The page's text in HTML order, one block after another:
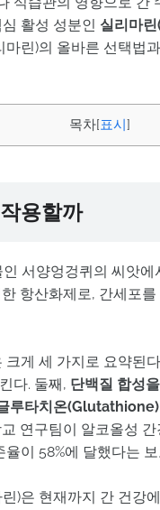
활성 성분인 실리마
린)의 올바른 선택법
목차[표시]
용할까
서양엉겅퀴의 씨앗
항산화제로, 간세포
게 세 가지로 요약된
다. 둘째, 단백질 합성
루타치온
연구팀이 알코올성
이 58%에 달했다는
)은 현재까지 간 건강